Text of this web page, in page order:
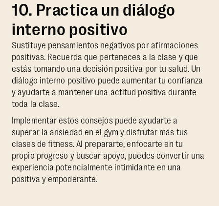
10. Practica un diálogo
interno positivo
Sustituye pensamientos negativos por afirmaciones
positivas. Recuerda que perteneces a la clase y que
estás tomando una decisión positiva por tu salud. Un
diálogo interno positivo puede aumentar tu confianza
y ayudarte a mantener una actitud positiva durante
toda la clase.
Implementar estos consejos puede ayudarte a
superar la ansiedad en el gym y disfrutar más tus
clases de fitness. Al prepararte, enfocarte en tu
propio progreso y buscar apoyo, puedes convertir una
experiencia potencialmente intimidante en una
positiva y empoderante.